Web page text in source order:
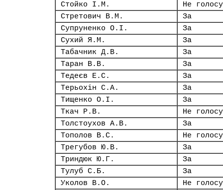
Стойко І.М.
Не
Стретович В.М.
За
Супруненко О.І.
За
Сухий Я.М.
За
Табачник Д.В.
За
Таран В.В.
За
Тедеєв Е.С.
За
Терьохін С.А.
За
Тищенко О.І.
За
Ткач Р.В.
Не
Толстоухов А.В.
За
Тополов В.С.
Не
Трегубов Ю.В.
За
Триндюк Ю.Г.
За
Тулуб С.Б.
За
Уколов В.О.
Не